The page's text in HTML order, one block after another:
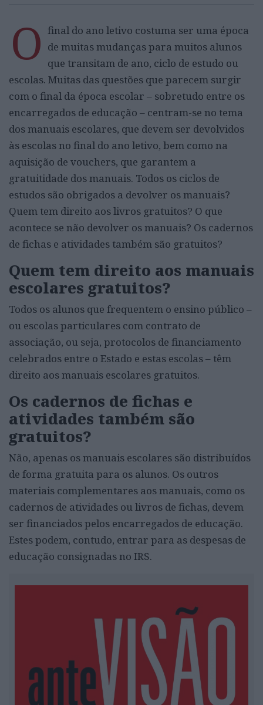
O final do ano letivo costuma ser uma época
de muitas mudanças para muitos alunos
que transitam de ano, ciclo de estudo ou
escolas. Muitas das questões que parecem surgir
com o final da época escolar – sobretudo entre os
encarregados de educação – centram-se no tema
dos manuais escolares, que devem ser devolvidos
às escolas no final do ano letivo, bem como na
aquisição de vouchers, que garantem a
gratuitidade dos manuais. Todos os ciclos de
estudos são obrigados a devolver os manuais?
Quem tem direito aos livros gratuitos? O que
acontece se não devolver os manuais? Os cadernos
de fichas e atividades também são gratuitos?
Quem tem direito aos manuais
escolares gratuitos?
Todos os alunos que frequentem o ensino público –
ou escolas particulares com contrato de
associação, ou seja, protocolos de financiamento
celebrados entre o Estado e estas escolas – têm
direito aos manuais escolares gratuitos.
Os cadernos de fichas e
atividades também são
gratuitos?
Não, apenas os manuais escolares são distribuídos
de forma gratuita para os alunos. Os outros
materiais complementares aos manuais, como os
cadernos de atividades ou livros de fichas, devem
ser financiados pelos encarregados de educação.
Estes podem, contudo, entrar para as despesas de
educação consignadas no IRS.